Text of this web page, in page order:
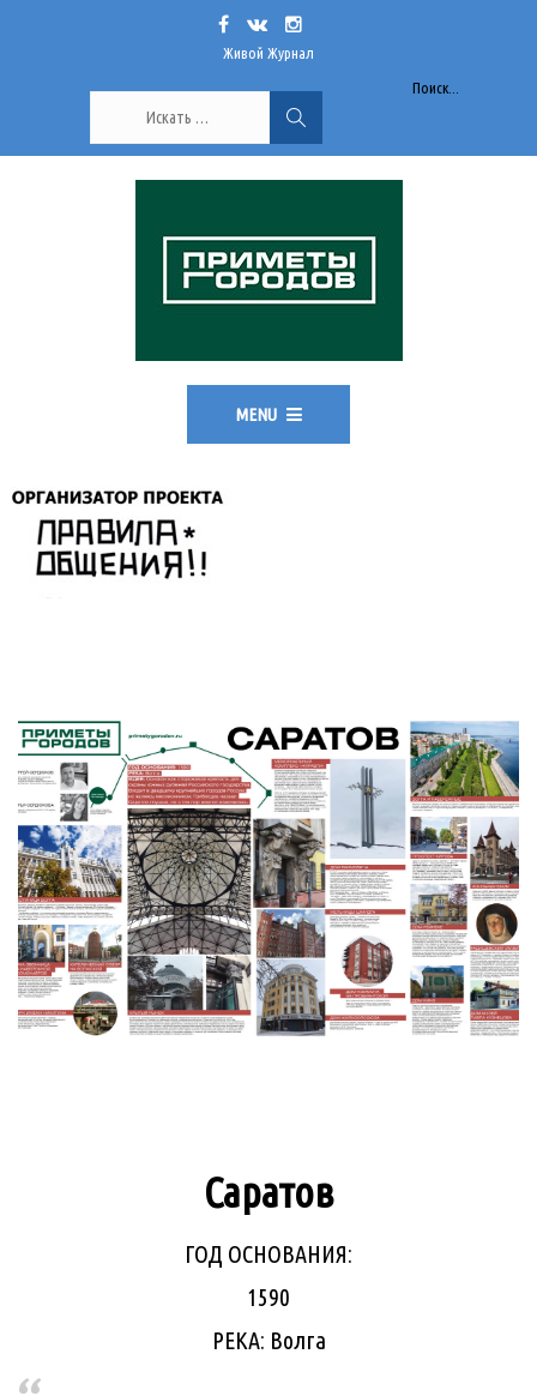
Живой Журнал
Поиск...
MENU
Саратов
ГОД ОСНОВАНИЯ:
1590
РЕКА: Волга